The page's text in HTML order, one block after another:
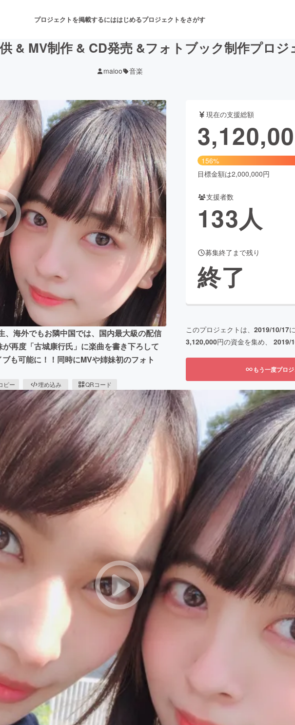
プロジェクトを掲載するにははじめるプロジェクトをさがす
音楽 舞台・パフォーマンス
ゲーム・サービス開発 フード・飲食店 フ
書籍・雑誌出版 アニメ・漫画
チャレンジ ビューティー・ヘルスケア
CAMPFIRE for Social Good
CAMPFIRE Creation
CAMPFIREふるさと納税 machi-yaコミュニティ
& MV制作 & CD発売 &フォトブック制作プロジ
maioo 音楽
海外でもお隣中国では、国内最大級の配信
再度「古城康行氏」に楽曲を書き下ろして
も可能に！！同時にMVや姉妹初のフォト
ピー 埋め込み QRコード
現在の支援総額
156%
目標金額は2,000,000円
支援者数
133人
募集終了まで残り
終了
このプロジェクトは、 2019/10/17
3,120,000円の資金を集め、 2019/
もう一度プロ